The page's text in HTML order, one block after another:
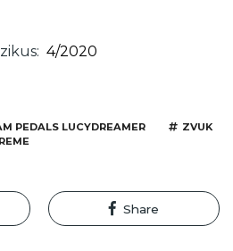
4/2020
PEDALS LUCYDREAMER
ZVUK
Share